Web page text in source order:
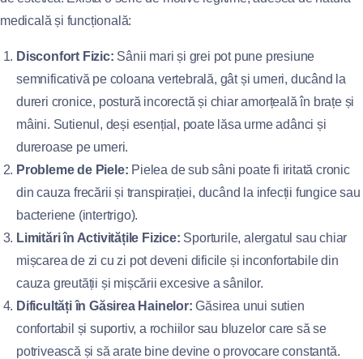
medicală și funcțională:
Disconfort Fizic: Sânii mari și grei pot pune presiune
semnificativă pe coloana vertebrală, gât și umeri, ducând la
dureri cronice, postură incorectă și chiar amorțeală în brațe și
mâini. Sutienul, deși esențial, poate lăsa urme adânci și
dureroase pe umeri.
Probleme de Piele: Pielea de sub sâni poate fi iritată cronic
din cauza frecării și transpirației, ducând la infecții fungice sau
bacteriene (intertrigo).
Limitări în Activitățile Fizice: Sporturile, alergatul sau chiar
mișcarea de zi cu zi pot deveni dificile și inconfortabile din
cauza greutății și mișcării excesive a sânilor.
Dificultăți în Găsirea Hainelor: Găsirea unui sutien
confortabil și suportiv, a rochiilor sau bluzelor care să se
potrivească și să arate bine devine o provocare constantă.